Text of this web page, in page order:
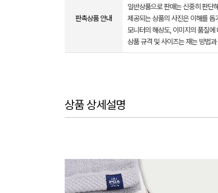
판촉상품 안내
일반상품으로 판매는 신중히 판단
제공되는 상품의 사진은 이해를
모니터의 해상도, 이미지의 품질
상품 규격 및 사이즈는 재는 방법
상품 상세설명